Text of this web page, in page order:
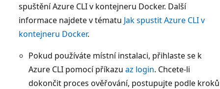
spuštění Azure CLI v kontejneru Docker. Další
informace najdete v tématu Jak spustit Azure CLI v
kontejneru Docker.
Pokud používáte místní instalaci, přihlaste se k
Azure CLI pomocí příkazu az login. Chcete-li
dokončit proces ověřování, postupujte podle kroků